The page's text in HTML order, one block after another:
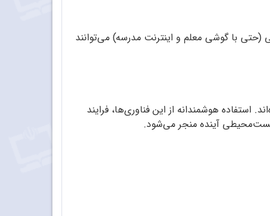
با گوشی معلم و اینترنت مدرسه) می‌توانند
هوشمندانه از این فناوری‌ها، فرایند
آینده منجر می‌شود.